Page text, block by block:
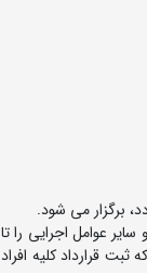
عوامل اجرایی را تا
قرارداد کلیه افراد